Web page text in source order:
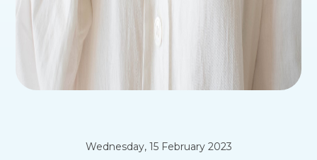
Wednesday, 15 February 2023